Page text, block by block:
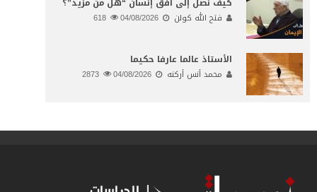
فتح الله كولن 04/08/2026
الأستاذ عالما عارفا حكيما
محمد أنس أركنه 04/08/2026